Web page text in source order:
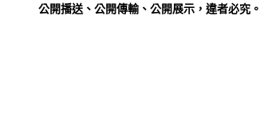
公開播送、公開傳輸、公開展示，違者必究。